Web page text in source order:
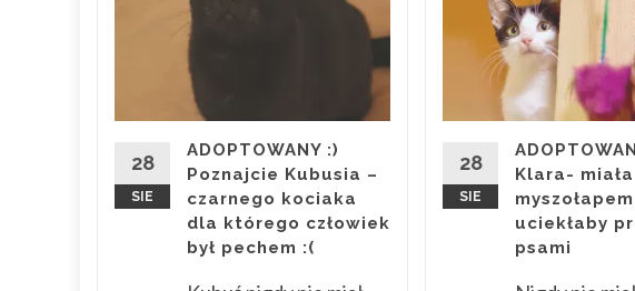
28
SIE
ADOPTOWANY :)
Poznajcie Kubusia –
czarnego kociaka
dla którego człowiek
był pechem :(
28
SIE
Klara-
uciekłaby
psami